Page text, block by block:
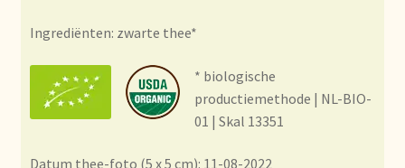
Current price list
Datenschutzerklärung
Declaración de privacidad
Ingrediënten: zwarte thee*
* biologische
productiemethode | NL-BIO-
01 | Skal 13351
Datum thee-foto (5 x 5 cm): 11-08-2022